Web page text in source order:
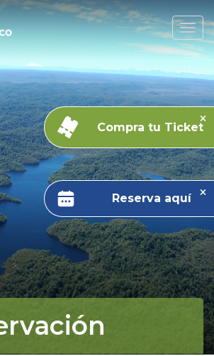
Compra tu Ticket
Reserva aquí